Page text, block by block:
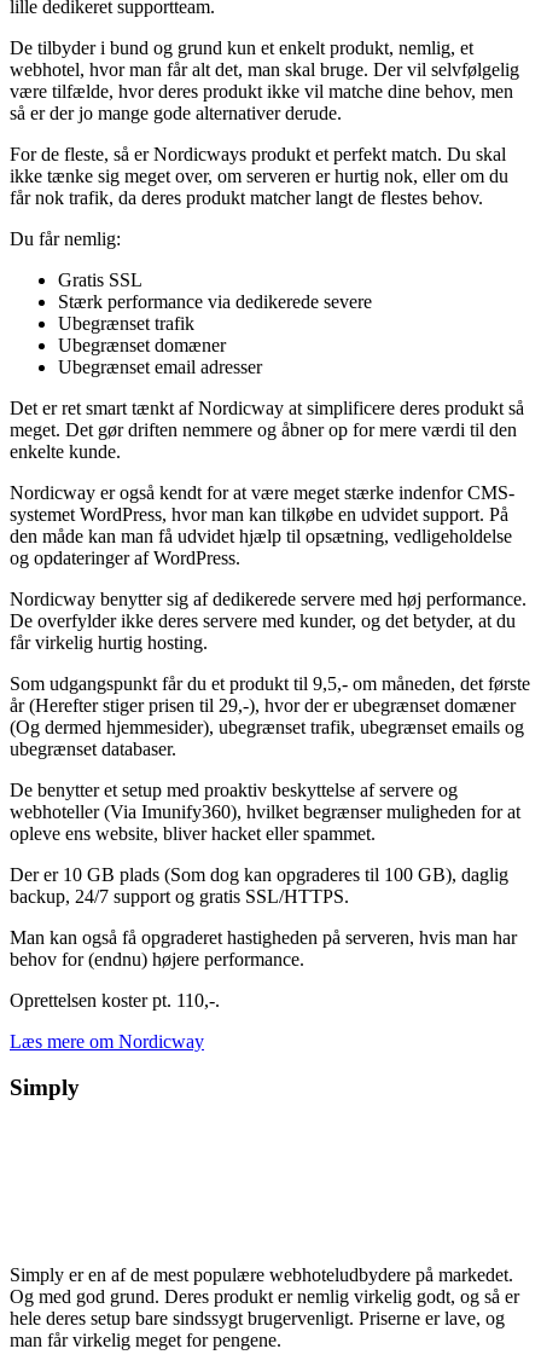
lille dedikeret supportteam.
De tilbyder i bund og grund kun et enkelt produkt, nemlig, et
webhotel, hvor man får alt det, man skal bruge. Der vil selvfølgelig
være tilfælde, hvor deres produkt ikke vil matche dine behov, men
så er der jo mange gode alternativer derude.
For de fleste, så er Nordicways produkt et perfekt match. Du skal
ikke tænke sig meget over, om serveren er hurtig nok, eller om du
får nok trafik, da deres produkt matcher langt de flestes behov.
Du får nemlig:
Gratis SSL
Stærk performance via dedikerede severe
Ubegrænset trafik
Ubegrænset domæner
Ubegrænset email adresser
Det er ret smart tænkt af Nordicway at simplificere deres produkt så
meget. Det gør driften nemmere og åbner op for mere værdi til den
enkelte kunde.
Nordicway er også kendt for at være meget stærke indenfor CMS-
systemet WordPress, hvor man kan tilkøbe en udvidet support. På
den måde kan man få udvidet hjælp til opsætning, vedligeholdelse
og opdateringer af WordPress.
Nordicway benytter sig af dedikerede servere med høj performance.
De overfylder ikke deres servere med kunder, og det betyder, at du
får virkelig hurtig hosting.
Som udgangspunkt får du et produkt til 9,5,- om måneden, det første
år (Herefter stiger prisen til 29,-), hvor der er ubegrænset domæner
(Og dermed hjemmesider), ubegrænset trafik, ubegrænset emails og
ubegrænset databaser.
De benytter et setup med proaktiv beskyttelse af servere og
webhoteller (Via Imunify360), hvilket begrænser muligheden for at
opleve ens website, bliver hacket eller spammet.
Der er 10 GB plads (Som dog kan opgraderes til 100 GB), daglig
backup, 24/7 support og gratis SSL/HTTPS.
Man kan også få opgraderet hastigheden på serveren, hvis man har
behov for (endnu) højere performance.
Oprettelsen koster pt. 110,-.
Læs mere om Nordicway
Simply
Simply er en af de mest populære webhoteludbydere på markedet.
Og med god grund. Deres produkt er nemlig virkelig godt, og så er
hele deres setup bare sindssygt brugervenligt. Priserne er lave, og
man får virkelig meget for pengene.